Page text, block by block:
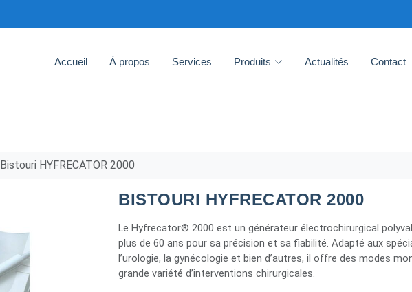
Accueil À propos Services Produits Actualités Contact
Bistouri HYFRECATOR 2000
BISTOURI HYFRECATOR 2000
Le Hyfrecator® 2000 est un générateur électrochirurgical
plus de 60 ans pour sa précision et sa fiabilité. Adapté aux
l’urologie, la gynécologie et bien d’autres, il offre des modes
grande variété d’interventions chirurgicales.